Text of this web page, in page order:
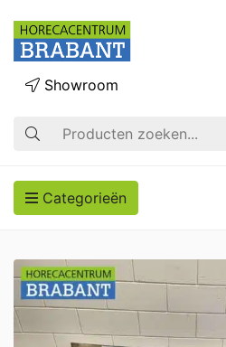
Zoek op
Showroom
Categorieën